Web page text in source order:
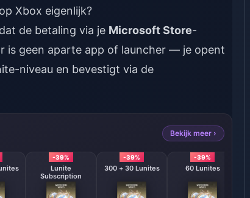
Xbox eigenlijk?
de betaling via je Microsoft Store-
is geen aparte app of launcher — je opent
niveau en bevestigt via de
Bekijk meer ›
-39%
Lunite
Subscription
-39%
300 + 30 Lunites
-39%
60 Lunites